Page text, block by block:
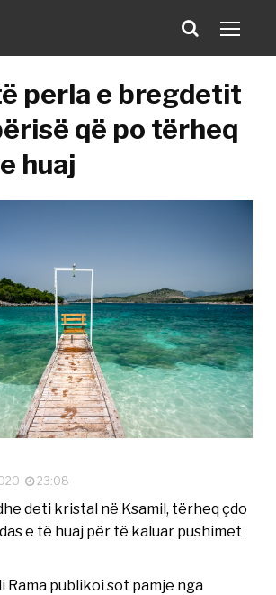
perla e bregdetit
që po tërheq
huaj
23:08
deti kristal në Ksamil, tërheq çdo
e të huaj për të kaluar pushimet
Rama publikoi sot pamje nga